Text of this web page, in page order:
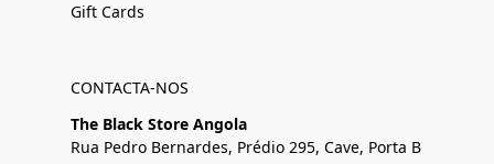
Gift Cards
CONTACTA-NOS
The Black Store Angola
Rua Pedro Bernardes, Prédio 295, Cave, Porta B